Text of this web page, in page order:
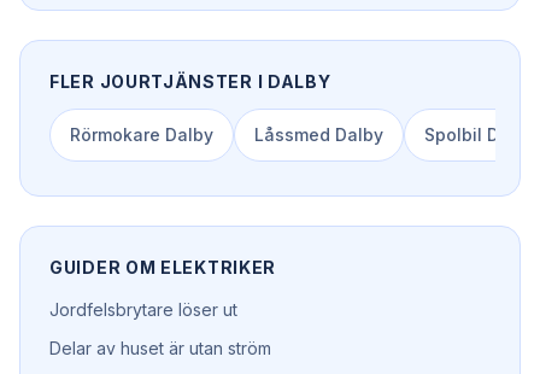
FLER JOURTJÄNSTER I DALBY
Rörmokare Dalby Låssmed Dalby Spolbil Dalby
GUIDER OM ELEKTRIKER
Jordfelsbrytare löser ut
Delar av huset är utan ström